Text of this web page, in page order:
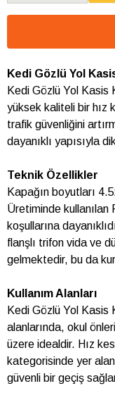
Kedi Gözlü Yol
Kedi Gözlü Yol Kasis
yüksek kaliteli bir hız
trafik güvenliğini
dayanıklı yapısıyla
Teknik Özellikler
Kapağın boyutları
Üretiminde kullanılan
koşullarına
flanşlı trifon vida ve
gelmektedir, bu da
Kullanım Alanları
Kedi Gözlü Yol Kasis
alanlarında, okul
üzere idealdir. Hız
kategorisinde yer alan
güvenli bir geçiş